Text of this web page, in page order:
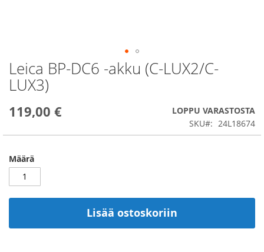
Leica BP-DC6 -akku (C-LUX2/C-
LUX3)
119,00 €
LOPPU VARASTOSTA
SKU
24L18674
Määrä
Lisää ostoskoriin
Skip
to
the
of